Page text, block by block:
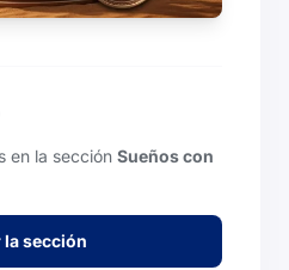
en la sección Sueños con
la sección